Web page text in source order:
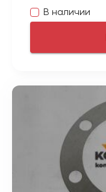
В наличии